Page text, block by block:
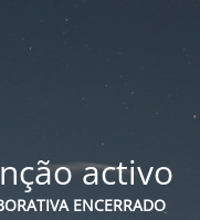
activo
ENCERRADO